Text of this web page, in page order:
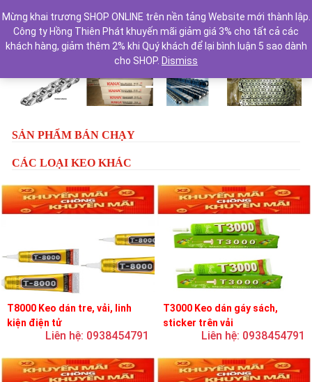
Previous Next
SẢN PHẨM BÁN CHẠY
CÁC LOẠI KEO KHÁC
T8000 Keo dán tre, vải, linh
kiện điện tử
Liên hệ: 0938454791
T3000 Keo dán gáy sách,
sticker trên vải
Liên hệ: 0938454791
Mừng khai trương SHOP ONLINE trên nền tảng Website mới thành lập.
Công ty Hồng Thiên Phát khuyến mãi giảm giá 3% cho tất cả các
khách hàng, giảm thêm 2% khi Quý khách để lại bình luận 5 sao dành
cho SHOP. Dismiss